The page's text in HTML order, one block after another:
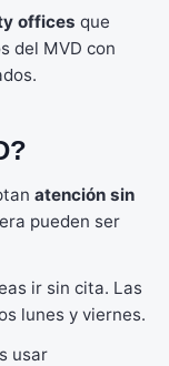
offices que
del MVD con
atención sin
pueden ser
ir sin cita. Las
lunes y viernes.
usar